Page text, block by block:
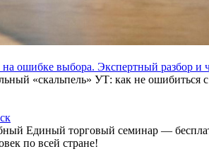
ошибке выбора. Экспертный разбор и
«скальпель» УТ: как не ошибиться
Единый торговый семинар —
по всей стране!